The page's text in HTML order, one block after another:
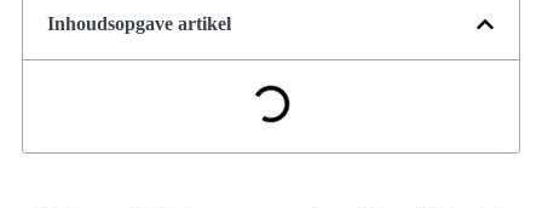
Inhoudsopgave artikel